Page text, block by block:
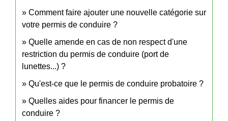
Comment faire ajouter une nouvelle catégorie sur
votre permis de conduire ?
Quelle amende en cas de non respect d'une
restriction du permis de conduire (port de
lunettes...) ?
Qu'est-ce que le permis de conduire probatoire ?
Quelles aides pour financer le permis de
conduire ?